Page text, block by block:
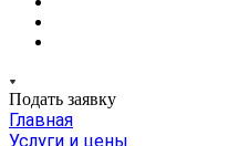
Подать заявку
Главная
Услуги и цены